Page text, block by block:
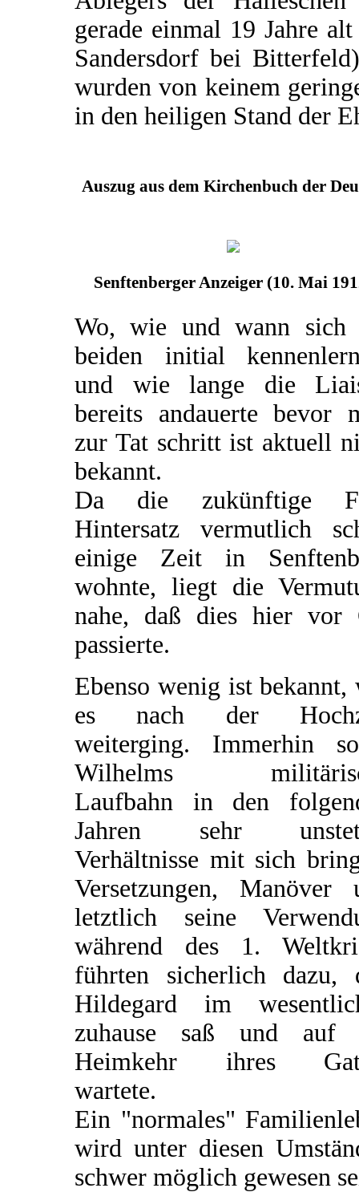
gerade einmal 19 Jahre
Sandersdorf bei
wurden von keinem
in den heiligen Stand der
Auszug aus dem Kirchenbuch der
Senftenberger Anzeiger (10. Mai
Wo, wie und wann sich
beiden initial
und wie lange die
bereits andauerte bevor
zur Tat schritt ist aktuell
bekannt.
Da die zukünftige
Hintersatz vermutlich
einige Zeit in
wohnte, liegt die
nahe, daß dies hier vor
passierte.
Ebenso wenig ist bekannt,
es nach der
weiterging. Immerhin
Wilhelms
Laufbahn in den
Jahren sehr
Verhältnisse mit sich
Versetzungen, Manöver
letztlich seine
während des 1.
führten sicherlich dazu,
Hildegard im
zuhause saß und auf
Heimkehr ihres
wartete.
Ein "normales"
wird unter diesen
schwer möglich gewesen